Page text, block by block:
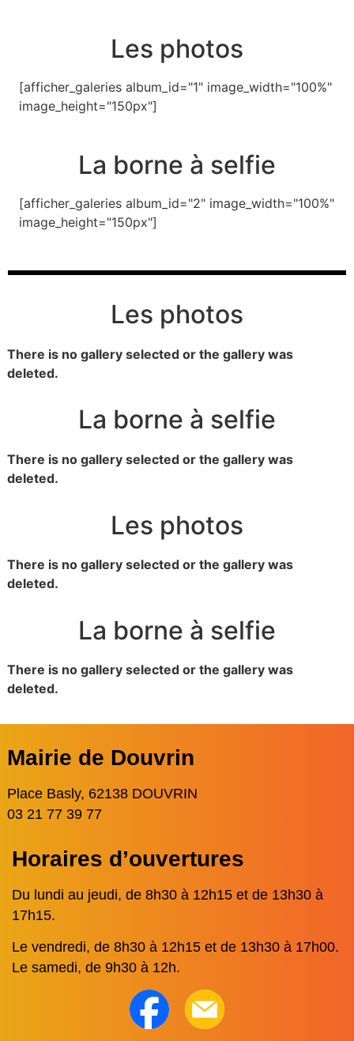
Les photos
[afficher_galeries album_id="1" image_width="100%"
image_height="150px"]
La borne à selfie
[afficher_galeries album_id="2" image_width="100%"
image_height="150px"]
Les photos
There is no gallery selected or the gallery was
deleted.
La borne à selfie
There is no gallery selected or the gallery was
deleted.
Les photos
There is no gallery selected or the gallery was
deleted.
La borne à selfie
There is no gallery selected or the gallery was
deleted.
Mairie de Douvrin
Place Basly, 62138 DOUVRIN
03 21 77 39 77
Horaires d’ouvertures
Du lundi au jeudi, de 8h30 à 12h15 et de 13h30 à
17h15.
Le vendredi, de 8h30 à 12h15 et de 13h30 à 17h00.
Le samedi, de 9h30 à 12h.